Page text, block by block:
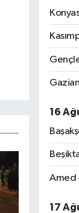
16
Amed
17